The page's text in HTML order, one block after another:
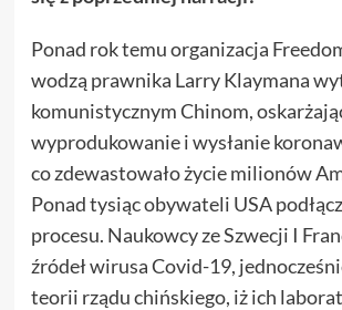
Ponad rok temu organizacja
wodzą prawnika Larry Klaymana
komunistycznym Chinom,
wyprodukowanie i wysłanie
co zdewastowało życie milionów
Ponad tysiąc obywateli USA
procesu. Naukowcy ze Szwecji I
źródeł wirusa Covid-19,
teorii rządu chińskiego, iż ich